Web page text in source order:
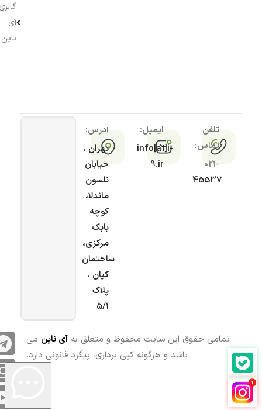
آی
ناین
تلفن
تماس:
021-
45537
ایمیل:
info[at]i-
9.ir
آدرس:
تهران ،
خیابان
نلسون
ماندلا،
کوچه
بابک
مرکزی،
ساختمان
کیان ،
پلاک
۵/۱
تمامی حقوق این سایت محفوظ و متعلق به آی ناین می
باشد و هرگونه کپی برداری، پیگرد قانونی دارد.